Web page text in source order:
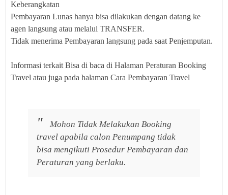
Keberangkatan
Pembayaran Lunas hanya bisa dilakukan dengan datang ke
agen langsung atau melalui TRANSFER.
Tidak menerima Pembayaran langsung pada saat Penjemputan.
Informasi terkait Bisa di baca di Halaman Peraturan Booking
Travel atau juga pada halaman Cara Pembayaran Travel
Mohon Tidak Melakukan Booking
travel apabila calon Penumpang tidak
bisa mengikuti Prosedur Pembayaran dan
Peraturan yang berlaku.